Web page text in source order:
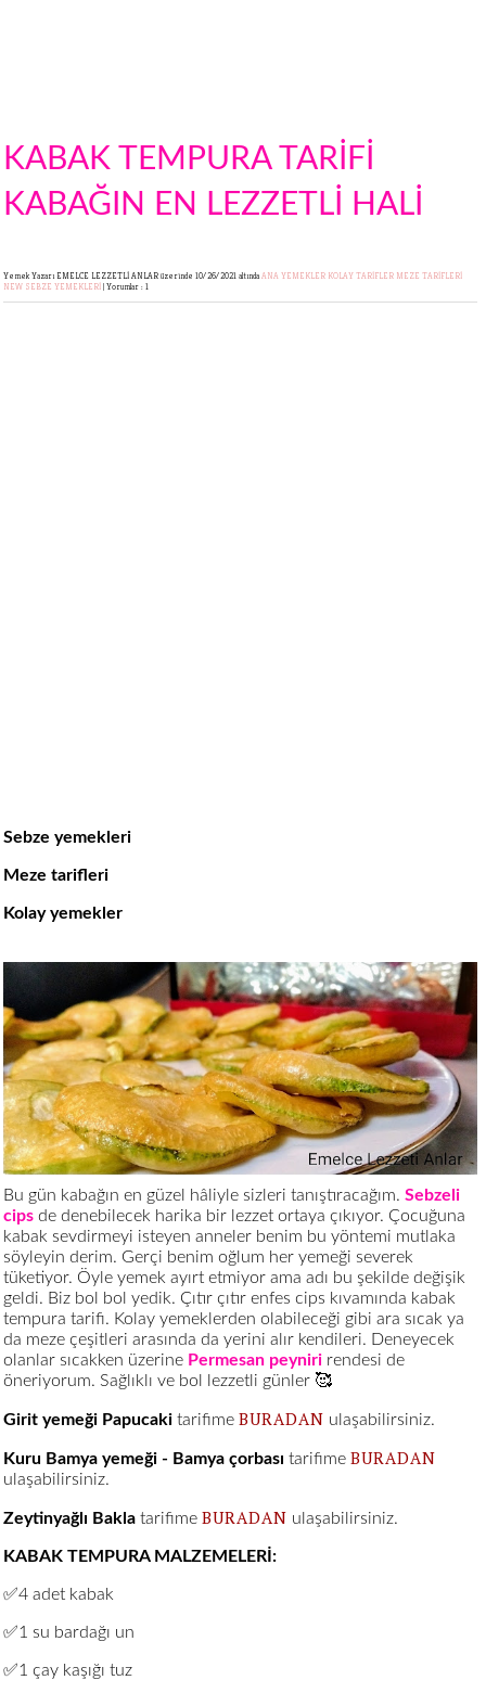
KABAK TEMPURA TARİFİ
KABAĞIN EN LEZZETLİ HALİ
Yemek Yazarı EMELCE LEZZETLİ ANLARüzerinde 10/26/2021 altında ANA YEMEKLER KOLAY TARİFLER MEZE TARİFLERİ
NEW SEBZE YEMEKLERİ | Yorumlar : 1
Sebze yemekleri
Meze tarifleri
Kolay yemekler
Bu gün kabağın en güzel hâliyle sizleri tanıştıracağım. Sebzeli
cips de denebilecek harika bir lezzet ortaya çıkıyor. Çocuğuna
kabak sevdirmeyi isteyen anneler benim bu yöntemi mutlaka
söyleyin derim. Gerçi benim oğlum her yemeği severek
tüketiyor. Öyle yemek ayırt etmiyor ama adı bu şekilde değişik
geldi. Biz bol bol yedik. Çıtır çıtır enfes cips kıvamında kabak
tempura tarifi. Kolay yemeklerden olabileceği gibi ara sıcak ya
da meze çeşitleri arasında da yerini alır kendileri. Deneyecek
olanlar sıcakken üzerine Permesan peyniri rendesi de
öneriyorum. Sağlıklı ve bol lezzetli günler 🥰
Girit yemeği Papucaki tarifime BURADAN ulaşabilirsiniz.
Kuru Bamya yemeği - Bamya çorbası tarifime BURADAN
ulaşabilirsiniz.
Zeytinyağlı Bakla tarifime BURADAN ulaşabilirsiniz.
KABAK TEMPURA MALZEMELERİ:
✅4 adet kabak
✅1 su bardağı un
✅1 çay kaşığı tuz